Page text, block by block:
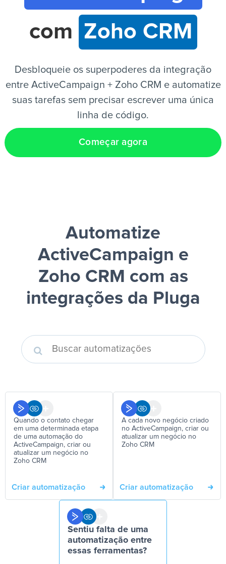
PT
com Zoho CRM
Desbloqueie os superpoderes da integração
entre ActiveCampaign + Zoho CRM e automatize
suas tarefas sem precisar escrever uma única
linha de código.
Começar agora
Automatize
ActiveCampaign e
Zoho CRM com as
integrações da Pluga
Quando o contato chegar
em uma determinada etapa
de uma automação do
ActiveCampaign, criar ou
atualizar um negócio no
Zoho CRM
Criar automatização
A cada novo negócio criado
no ActiveCampaign, criar ou
atualizar um negócio no
Zoho CRM
Criar automatização
Sentiu falta de uma
automatização entre
essas ferramentas?